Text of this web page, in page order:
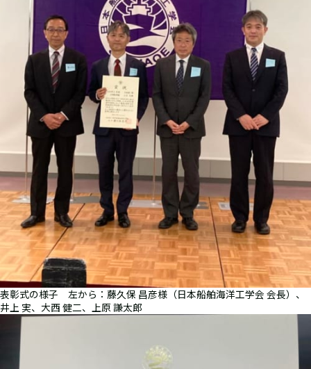
表彰式の様子 左から：藤久保 昌彦様（日本船舶海洋工学会 会長）、
井上 実、大西 健二、上原 謙太郎